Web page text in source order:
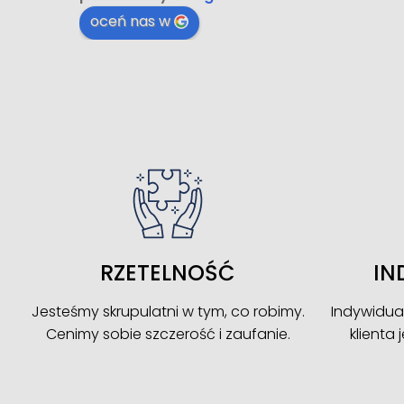
oceń nas w
czasie
RZETELNOŚĆ
Jesteśmy skrupulatni w tym, co robimy.
Cenimy sobie szczerość i zaufanie.
klienta